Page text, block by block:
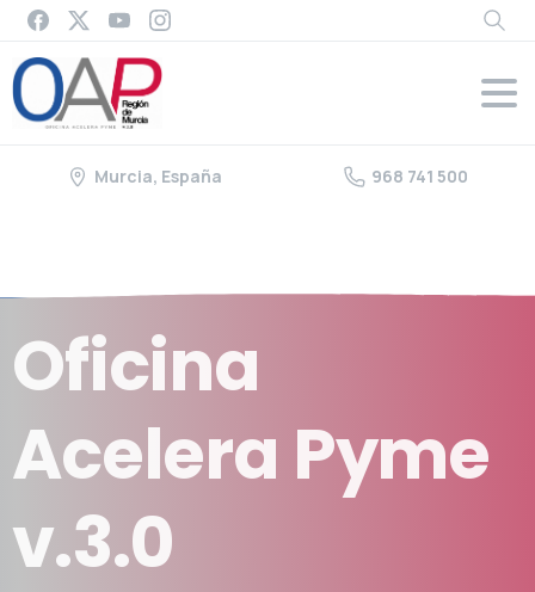
Murcia, España 968 741 500
Oficina
Acelera Pyme
v.3.0